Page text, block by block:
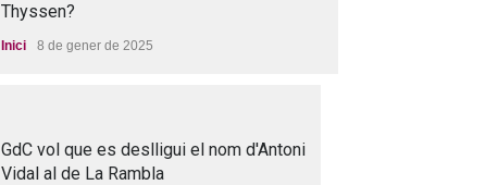
Thyssen?
Inici 8 de gener de 2025
GdC vol que es deslligui el nom d'Antoni
Vidal al de La Rambla